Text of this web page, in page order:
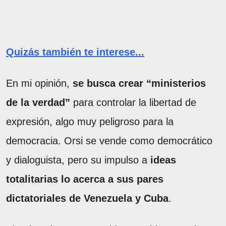
Quizás también te interese...
En mi opinión, se busca crear “ministerios
de la verdad” para controlar la libertad de
expresión, algo muy peligroso para la
democracia. Orsi se vende como democrático
y dialoguista, pero su impulso a ideas
totalitarias lo acerca a sus pares
dictatoriales de Venezuela y Cuba.